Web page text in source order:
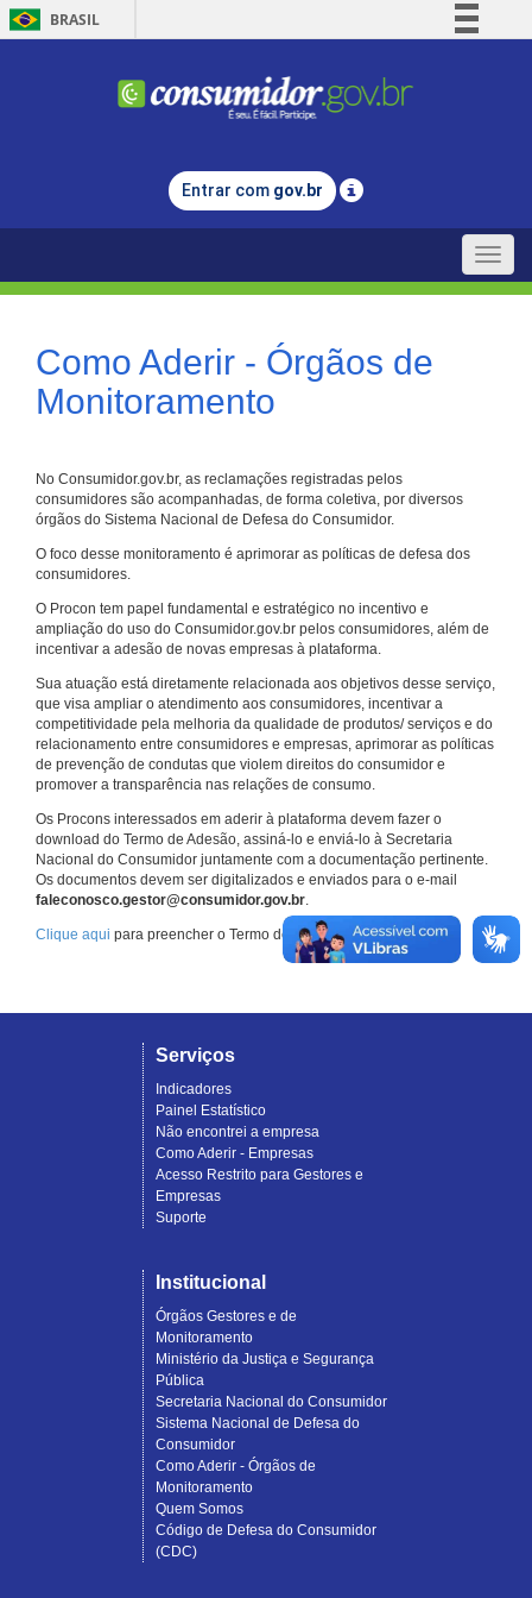
BRASIL
Comunica BR
Legislação
Entrar com gov.br
Toggle
Como Aderir - Órgãos de
Monitoramento
No Consumidor.gov.br, as reclamações registradas pelos
consumidores são acompanhadas, de forma coletiva, por diversos
órgãos do Sistema Nacional de Defesa do Consumidor.
O foco desse monitoramento é aprimorar as políticas de defesa dos
consumidores.
O Procon tem papel fundamental e estratégico no incentivo e
ampliação do uso do Consumidor.gov.br pelos consumidores, além de
incentivar a adesão de novas empresas à plataforma.
Sua atuação está diretamente relacionada aos objetivos desse serviço,
que visa ampliar o atendimento aos consumidores, incentivar a
competitividade pela melhoria da qualidade de produtos/ serviços e do
relacionamento entre consumidores e empresas, aprimorar as políticas
de prevenção de condutas que violem direitos do consumidor e
promover a transparência nas relações de consumo.
Os Procons interessados em aderir à plataforma devem fazer o
download do Termo de Adesão, assiná-lo e enviá-lo à Secretaria
Nacional do Consumidor juntamente com a documentação pertinente.
Os documentos devem ser digitalizados e enviados para o e-mail
faleconosco.gestor@consumidor.gov.br.
Clique aqui para preencher o Termo de Adesão.
Serviços
Indicadores
Painel Estatístico
Não encontrei a empresa
Como Aderir - Empresas
Acesso Restrito para Gestores e
Empresas
Suporte
Institucional
Órgãos Gestores e de
Monitoramento
Ministério da Justiça e Segurança
Pública
Secretaria Nacional do Consumidor
Sistema Nacional de Defesa do
Consumidor
Como Aderir - Órgãos de
Monitoramento
Quem Somos
Código de Defesa do Consumidor
(CDC)